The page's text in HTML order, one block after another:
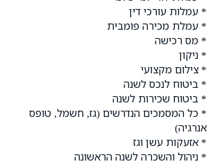
* עמלות עורכי דין
* עמלת מכירה פומבית
* מס רכישה
* ניקון
* צילום מקצועי
* ביטוח לנכס לשנה
* ביטוח שכירות לשנה
* כל המסמכים הנדרשים (גז, חשמל, טופס
אנרגיה)
* אזעקות עשן וגז
* ניהול והשכרה לשנה הראשונה